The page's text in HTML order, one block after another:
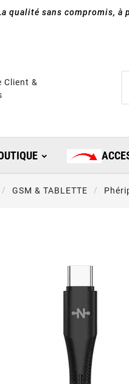
qualité sans compromis, à
Client &
GSM & TABLETTE